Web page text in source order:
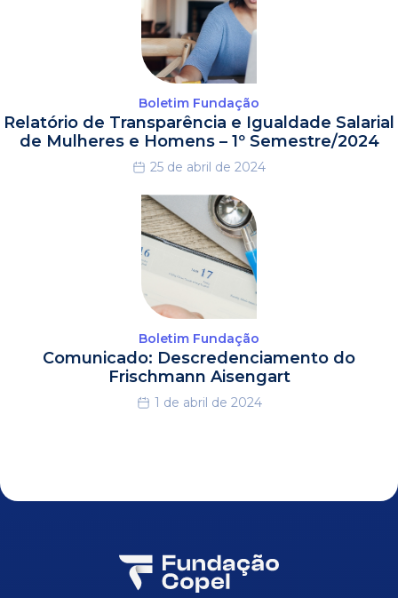
Boletim Fundação
Relatório de Transparência e Igualdade Salarial
de Mulheres e Homens – 1º Semestre/2024
25 de abril de 2024
Boletim Fundação
Comunicado: Descredenciamento do
Frischmann Aisengart
1 de abril de 2024